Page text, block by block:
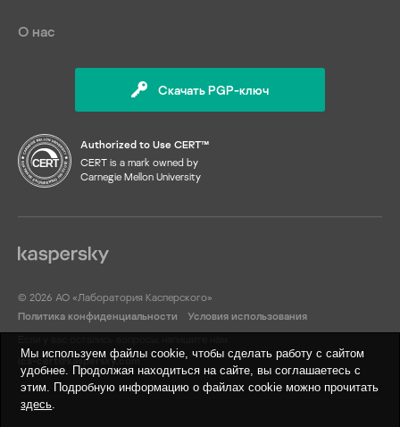
О нас
Скачать PGP-ключ
Authorized to Use CERT™
CERT is a mark owned by
Carnegie Mellon University
© 2026 АО «Лаборатория Касперского»
Политика конфиденциальности
Условия использования
ics-cert@kaspersky.com
Мы используем файлы cookie, чтобы сделать работу с сайтом
удобнее. Продолжая находиться на сайте, вы соглашаетесь с
этим. Подробную информацию о файлах cookie можно прочитать
здесь.